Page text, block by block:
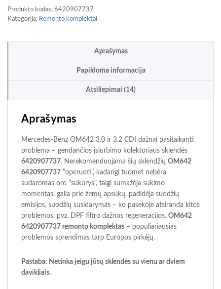
Produkto kodas: 6420907737
Kategorija: Remonto komplektai
Aprašymas
Papildoma informacija
Atsiliepimai (14)
Aprašymas
Mercedes-Benz OM642 3.0 ir 3.2 CDI dažnai pasitaikanti
problema – gendančios įsiurbimo kolektoriaus sklendės
6420907737. Nerekomenduojama šių sklendžių OM642
6420907737 “operuoti”, kadangi tuomet nebėra
sudaromas oro “sūkūrys”, taigi sumažėja sukimo
momentas, galia prie žemų apsukų, padidėja suodžių
emisijos, suodžių susidarymas – ko pasekoje atsiranda kitos
problemos, pvz. DPF filtro dažnos regeneracijos. OM642
6420907737 remonto komplektas – populiariausias
problemos sprendimas tarp Europos pirkėjų.
Pastaba: Netinka jeigu jūsų sklendės su vienu ar dviem
davikliais.